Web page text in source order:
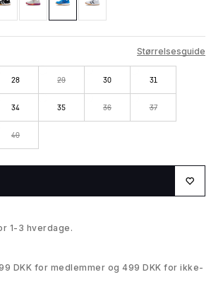
Størrelsesguide
28 29 30 31
34 35 36 37
40
1-3 hverdage.
DKK for medlemmer og 499 DKK for ikke-